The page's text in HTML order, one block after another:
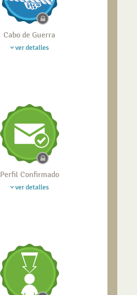
Cabo de Guerra
ver detalles
Perfil Confirmado
ver detalles